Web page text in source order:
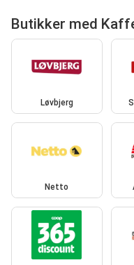
Butikker med
Løvbjerg
Netto